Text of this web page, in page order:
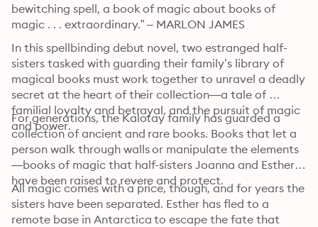
bewitching spell, a book of magic about books of
magic . . . extraordinary.” – MARLON JAMES
In this spellbinding debut novel, two estranged half-
sisters tasked with guarding their family’s library of
magical books must work together to unravel a deadly
secret at the heart of their collection—a tale of
familial loyalty and betrayal, and the pursuit of magic
and power.
For generations, the Kalotay family has guarded a
collection of ancient and rare books. Books that let a
person walk through walls or manipulate the elements
—books of magic that half-sisters Joanna and Esther
have been raised to revere and protect.
All magic comes with a price, though, and for years the
sisters have been separated. Esther has fled to a
remote base in Antarctica to escape the fate that